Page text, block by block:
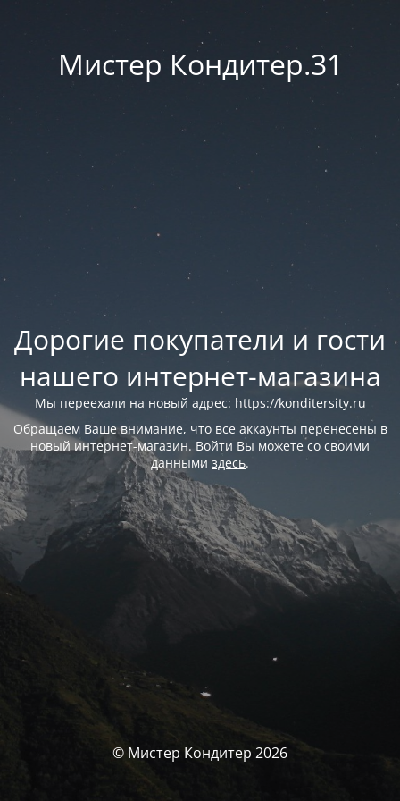
Мистер Кондитер.31
Дорогие покупатели и гости
нашего интернет-магазина
Мы переехали на новый адрес: https://konditersity.ru
Обращаем Ваше внимание, что все аккаунты перенесены в
новый интернет-магазин. Войти Вы можете со своими
данными здесь.
© Мистер Кондитер 2026